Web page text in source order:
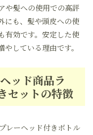
や髪への使用での高評
にも、髪や頭皮への使
有効です。安定した使
している理由です。
ッド商品ラ
セットの特徴
レーヘッド付きボトル